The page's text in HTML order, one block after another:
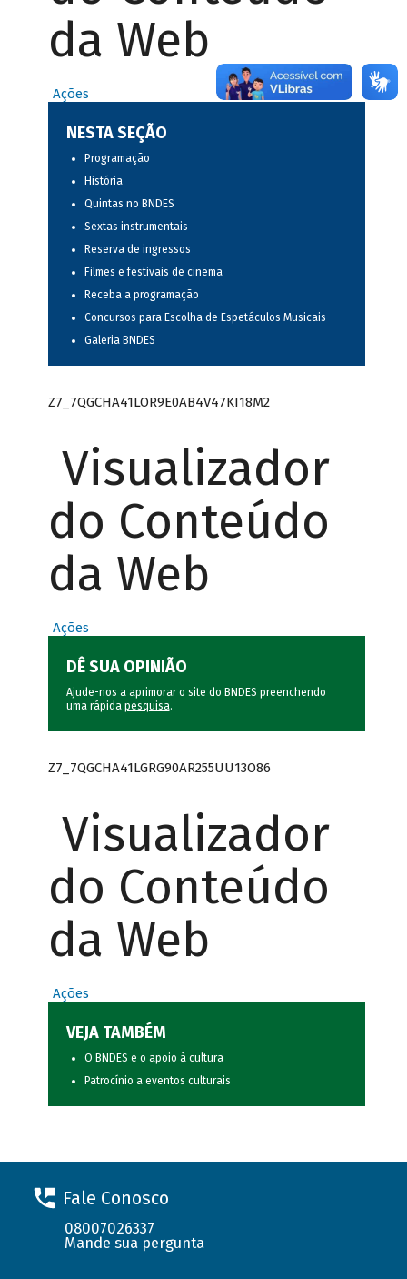
da Web
Ações
NESTA SEÇÃO
Programação
História
Quintas no BNDES
Sextas instrumentais
Reserva de ingressos
Filmes e festivais de cinema
Receba a programação
Concursos para Escolha de Espetáculos Musicais
Galeria BNDES
Z7_7QGCHA41LOR9E0AB4V47KI18M2
Visualizador
do Conteúdo
da Web
Ações
DÊ SUA OPINIÃO
Ajude-nos a aprimorar o site do BNDES preenchendo
uma rápida pesquisa.
Z7_7QGCHA41LGRG90AR255UU13O86
Visualizador
do Conteúdo
da Web
Ações
VEJA TAMBÉM
O BNDES e o apoio à cultura
Patrocínio a eventos culturais
Fale Conosco
08007026337
Mande sua pergunta